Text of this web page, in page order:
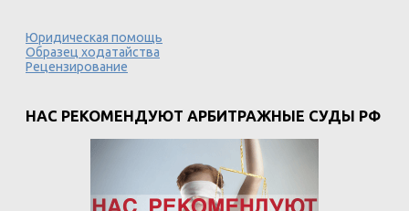
Юридическая помощь
Образец ходатайства
Рецензирование
НАС РЕКОМЕНДУЮТ АРБИТРАЖНЫЕ СУДЫ РФ